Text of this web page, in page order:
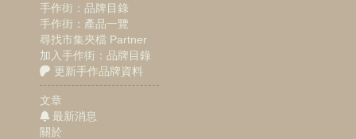
手作街：品牌目錄
手作街：產品一覽
尋找市集夾檔 Partner
加入手作街：品牌目錄
更新手作品牌資料
文章
最新消息
關於